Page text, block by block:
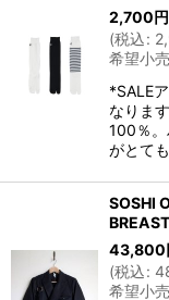
2,700円
(税込:
希望小
*SALE
なりま
100％。
がとて
SOSHI
43,800
(税込:
希望小